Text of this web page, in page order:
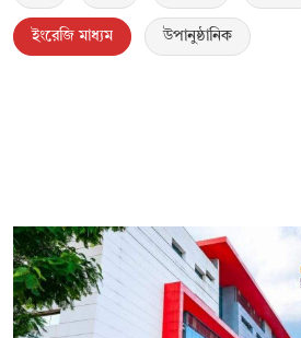
ইংরেজি মাধ্যম উপানুষ্ঠানিক